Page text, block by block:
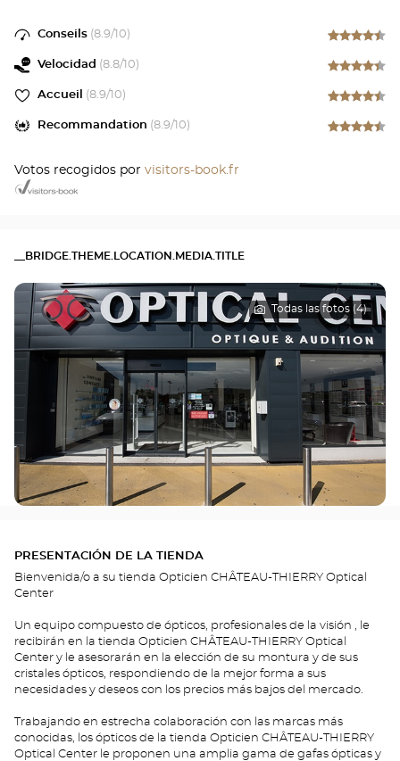
Conseils (8.9/10)
Velocidad (8.8/10)
Accueil (8.9/10)
Recommandation (8.9/10)
Votos recogidos por visitors-book.fr
__BRIDGE.THEME.LOCATION.MEDIA.TITLE
Todas las fotos (4)
PRESENTACIÓN DE LA TIENDA
Bienvenida/o a su tienda Opticien CHÂTEAU-THIERRY Optical
Center
Un equipo compuesto de ópticos, profesionales de la visión , le
recibirán en la tienda Opticien CHÂTEAU-THIERRY Optical
Center y le asesorarán en la elección de su montura y de sus
cristales ópticos, respondiendo de la mejor forma a sus
necesidades y deseos con los precios más bajos del mercado.
Trabajando en estrecha colaboración con las marcas más
conocidas, los ópticos de la tienda Opticien CHÂTEAU-THIERRY
Optical Center le proponen una amplia gama de gafas ópticas y